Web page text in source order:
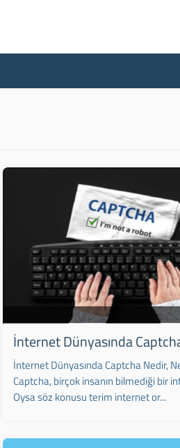
İnternet Dünyasında
İnternet Dünyasında Captcha Nedir,
Captcha, birçok insanın bilmediği bir
Oysa söz konusu terim internet or...